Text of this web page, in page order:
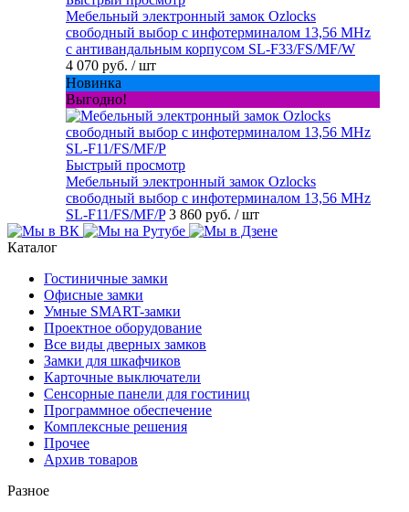
Мебельный электронный замок Ozlocks
свободный выбор с инфотерминалом 13,56 MHz
с антивандальным корпусом SL-F33/FS/MF/W
4 070 руб. / шт
Новинка
Выгодно!
Быстрый просмотр
Мебельный электронный замок Ozlocks
свободный выбор с инфотерминалом 13,56 MHz
SL-F11/FS/MF/P 3 860 руб. / шт
Каталог
Гостиничные замки
Офисные замки
Умные SMART-замки
Проектное оборудование
Все виды дверных замков
Замки для шкафчиков
Карточные выключатели
Сенсорные панели для гостиниц
Программное обеспечение
Комплексные решения
Прочее
Архив товаров
Разное